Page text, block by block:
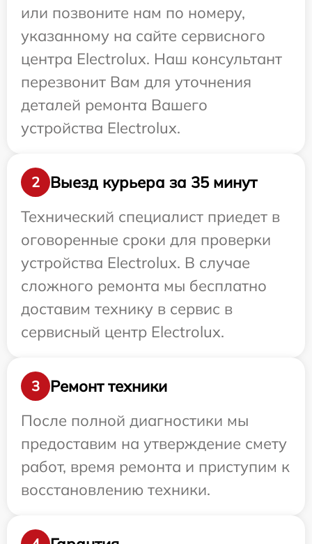
или позвоните нам по номеру,
указанному на сайте сервисного
центра Electrolux. Наш консультант
перезвонит Вам для уточнения
деталей ремонта Вашего
устройства Electrolux.
2
Выезд курьера за 35 минут
Технический специалист приедет в
оговоренные сроки для проверки
устройства Electrolux. В случае
сложного ремонта мы бесплатно
доставим технику в сервис в
сервисный центр Electrolux.
3
Ремонт техники
После полной диагностики мы
предоставим на утверждение смету
работ, время ремонта и приступим к
восстановлению техники.